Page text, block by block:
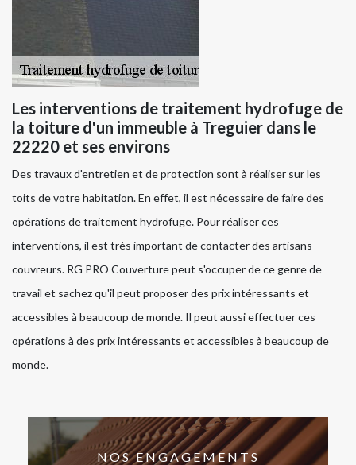
Les interventions de traitement hydrofuge de
la toiture d'un immeuble à Treguier dans le
22220 et ses environs
Des travaux d'entretien et de protection sont à réaliser sur les
toits de votre habitation. En effet, il est nécessaire de faire des
opérations de traitement hydrofuge. Pour réaliser ces
interventions, il est très important de contacter des artisans
couvreurs. RG PRO Couverture peut s'occuper de ce genre de
travail et sachez qu'il peut proposer des prix intéressants et
accessibles à beaucoup de monde. Il peut aussi effectuer ces
opérations à des prix intéressants et accessibles à beaucoup de
monde.
NOS ENGAGEMENTS